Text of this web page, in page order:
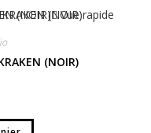
Vue rapide
(NOIR)